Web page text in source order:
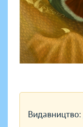
Видавництво: